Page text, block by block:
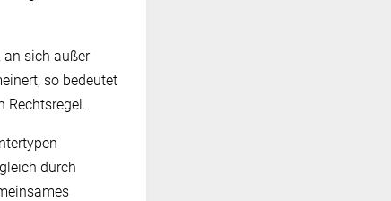
an sich außer
so bedeutet
Rechtsregel.
durch